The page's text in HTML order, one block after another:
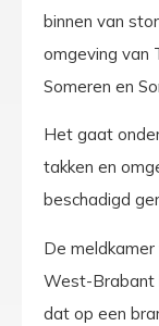
binnen van
omgeving van
Someren en
Het gaat
takken en
beschadigd
De
West-Brabant
dat op een